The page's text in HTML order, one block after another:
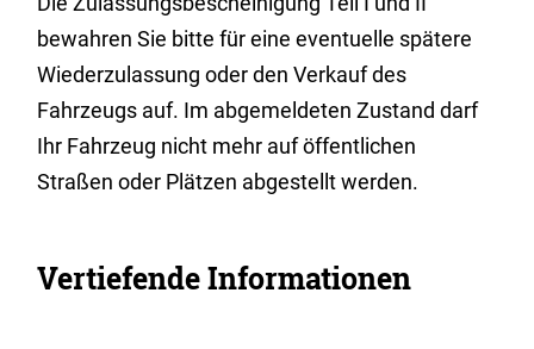
bewahren Sie bitte für eine eventuelle spätere
Wiederzulassung oder den Verkauf des
Fahrzeugs auf. Im abgemeldeten Zustand darf
Ihr Fahrzeug nicht mehr auf öffentlichen
Straßen oder Plätzen abgestellt werden.
Vertiefende Informationen